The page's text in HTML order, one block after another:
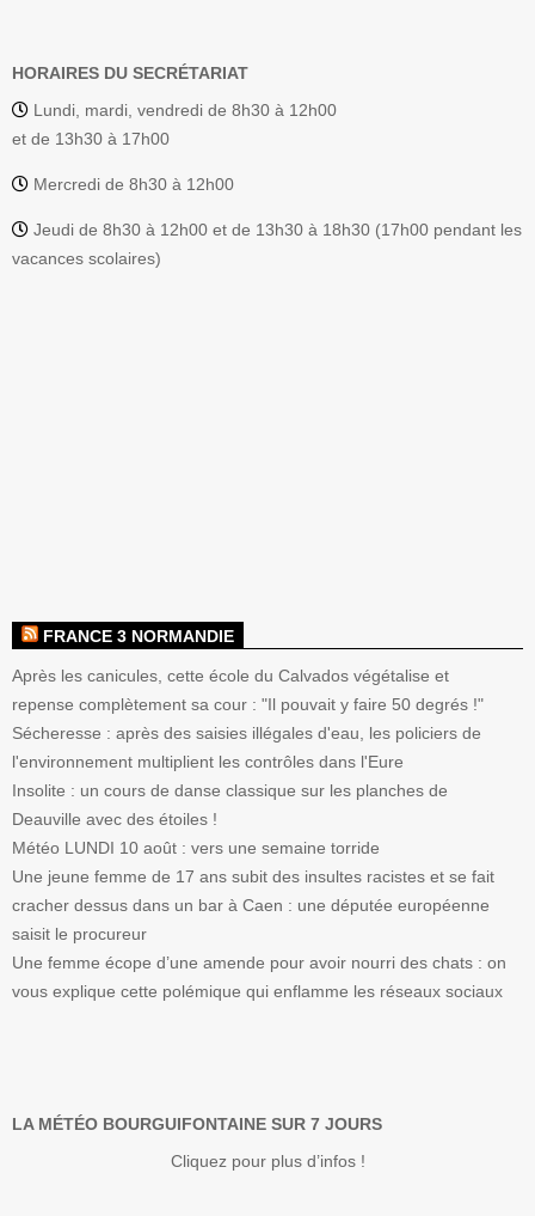
HORAIRES DU SECRÉTARIAT
Lundi, mardi, vendredi de 8h30 à 12h00
et de 13h30 à 17h00
Mercredi de 8h30 à 12h00
Jeudi de 8h30 à 12h00 et de 13h30 à 18h30 (17h00 pendant les
vacances scolaires)
FRANCE 3 NORMANDIE
Après les canicules, cette école du Calvados végétalise et
repense complètement sa cour : "Il pouvait y faire 50 degrés !"
Sécheresse : après des saisies illégales d'eau, les policiers de
l'environnement multiplient les contrôles dans l'Eure
Insolite : un cours de danse classique sur les planches de
Deauville avec des étoiles !
Météo LUNDI 10 août : vers une semaine torride
Une jeune femme de 17 ans subit des insultes racistes et se fait
cracher dessus dans un bar à Caen : une députée européenne
saisit le procureur
Une femme écope d’une amende pour avoir nourri des chats : on
vous explique cette polémique qui enflamme les réseaux sociaux
LA MÉTÉO BOURGUIFONTAINE SUR 7 JOURS
Cliquez pour plus d’infos !